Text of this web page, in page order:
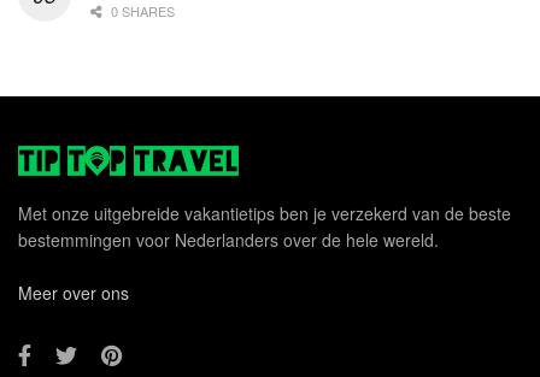
0 SHARES
Met onze uitgebreide vakantietips ben je verzekerd van de beste
bestemmingen voor Nederlanders over de hele wereld.
Meer over ons